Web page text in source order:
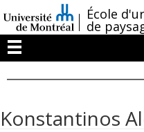
au
contenu
/École
de
Menu
Konstantinos